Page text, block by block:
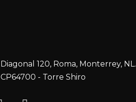
Diagonal 120, Roma, Monterrey, NL.
CP64700 - Torre Shiro